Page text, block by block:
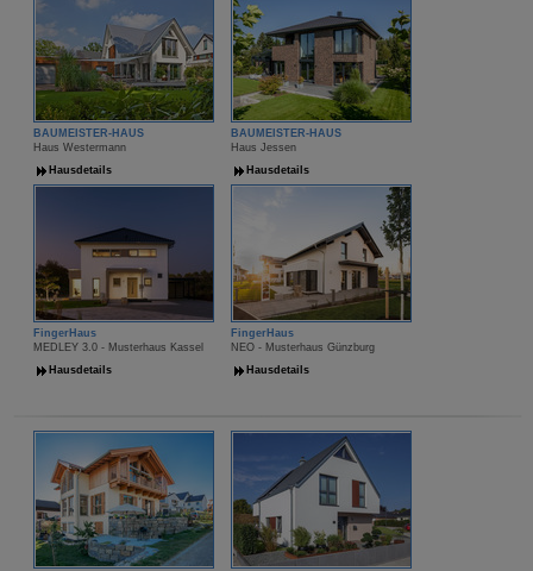
BAUMEISTER-HAUS
Haus Westermann
Hausdetails
BAUMEISTER-HAUS
Haus Jessen
Hausdetails
FingerHaus
MEDLEY 3.0 - Musterhaus Kassel
Hausdetails
FingerHaus
NEO - Musterhaus Günzburg
Hausdetails